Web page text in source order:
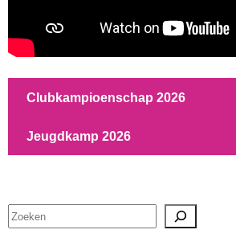
Clubkampioenschap 2026
Jeugdkamp 2026
Zoeken